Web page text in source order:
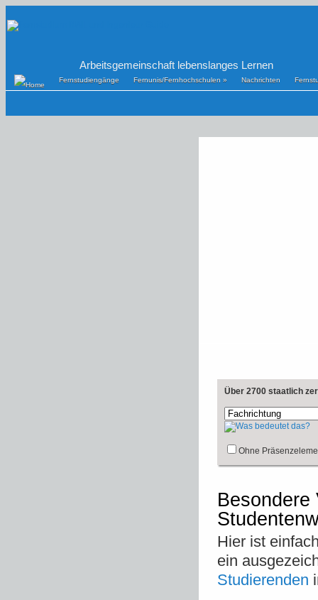
Arbeitsgemeinschaft lebenslanges Lernen
Fernstudiengänge Fernunis/Fernhochschulen » Nachrichten
Über 2700 staatlich
Ohne
Besondere
Hier ist
ein
Studierenden